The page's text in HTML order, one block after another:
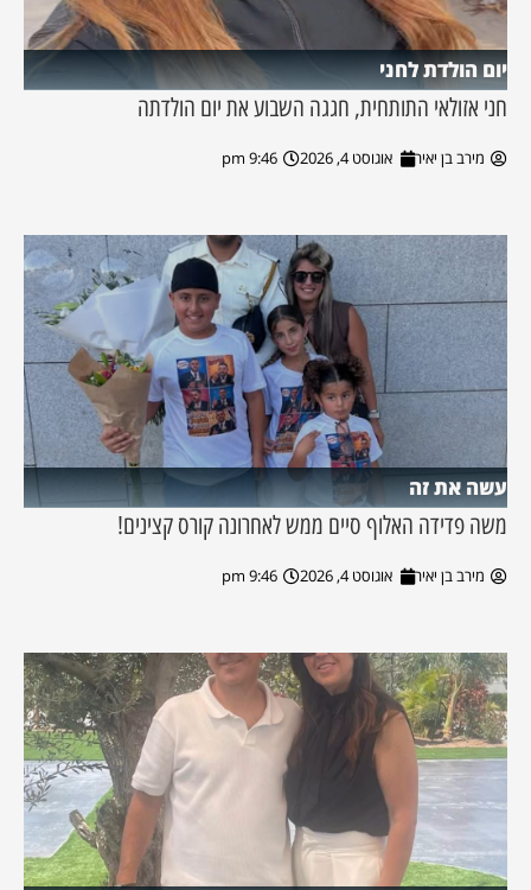
יום הולדת לחני
חני אזולאי התותחית, חגגה השבוע את יום הולדתה
מירב בן יאיר אוגוסט 4, 2026 9:46 pm
עשה את זה
משה פדידה האלוף סיים ממש לאחרונה קורס קצינים!
מירב בן יאיר אוגוסט 4, 2026 9:46 pm